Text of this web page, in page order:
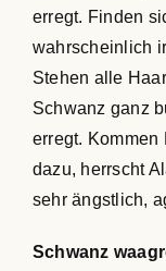
erregt. Finden
wahrscheinlich
Stehen alle
Schwanz ganz
erregt. Kommen
dazu, herrscht
sehr ängstlich,
Schwanz